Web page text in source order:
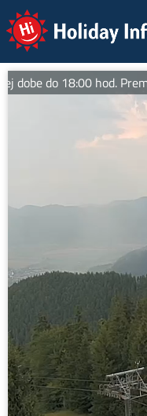
Holiday Info
do 18:00 hod.